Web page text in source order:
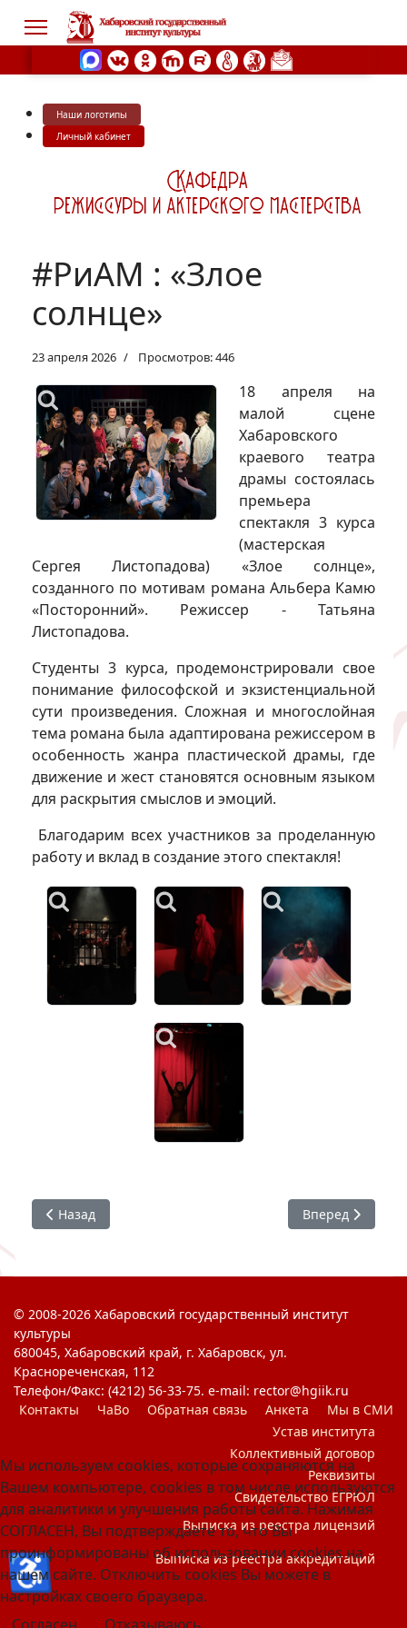
Наши логотипы
Личный кабинет
#РиАМ : «Злое
солнце»
23 апреля 2026 Просмотров: 446
18 апреля на
малой сцене
Хабаровского
краевого театра
драмы состоялась
премьера
спектакля 3 курса
(мастерская
Сергея Листопадова) «Злое солнце»,
созданного по мотивам романа Альбера Камю
«Посторонний». Режиссер - Татьяна
Листопадова.
Студенты 3 курса, продемонстрировали свое
понимание философской и экзистенциальной
сути произведения. Сложная и многослойная
тема романа была адаптирована режиссером в
особенность жанра пластической драмы, где
движение и жест становятся основным языком
для раскрытия смыслов и эмоций.
Благодарим всех участников за проделанную
работу и вклад в создание этого спектакля!
Предыдущий: #ХГИК : поздравляем! #РиАМ
Назад Следующий: ✍
Вперед
© 2008-2026 Хабаровский государственный институт
культуры
680045, Хабаровский край, г. Хабаровск, ул.
Краснореченская, 112
Телефон/Факс: (4212) 56-33-75. e-mail: rector@hgiik.ru
Контакты
ЧаВо Обратная связь Анкета
Мы в СМИ
Устав института
Коллективный договор
Реквизиты
Свидетельство ЕГРЮЛ
Выписка из реестра лицензий
Выписка из реестра аккредитаций
Мы используем cookies, которые сохраняются на
Вашем компьютере, cookies в том числе используются
для аналитики и улучшения работы сайта. Нажимая
СОГЛАСЕН, Вы подтверждаете то, что Вы
проинформированы об использовании cookies на
нашем сайте. Отключить cookies Вы можете в
настройках своего браузера.